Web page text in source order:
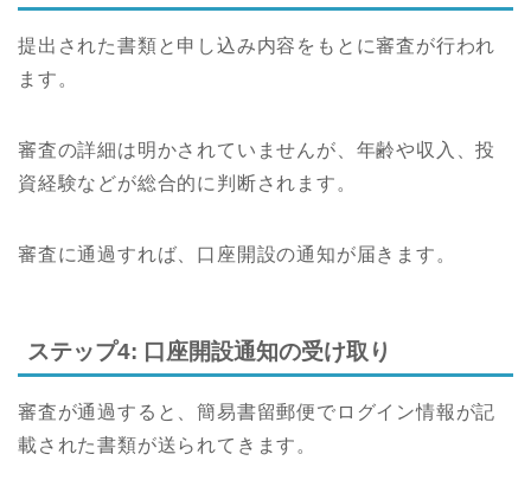
提出された書類と申し込み内容をもとに審査が行われ
ます。
審査の詳細は明かされていませんが、年齢や収入、投
資経験などが総合的に判断されます。
審査に通過すれば、口座開設の通知が届きます。
ステップ4: 口座開設通知の受け取り
審査が通過すると、簡易書留郵便でログイン情報が記
載された書類が送られてきます。